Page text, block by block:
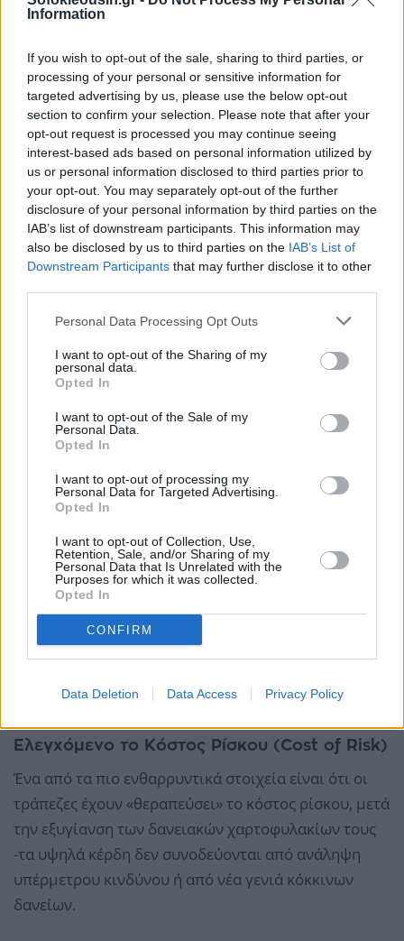
Information
If you wish to opt-out of the sale, sharing to third parties, or
processing of your personal or sensitive information for
targeted advertising by us, please use the below opt-out
section to confirm your selection. Please note that after your
opt-out request is processed you may continue seeing
interest-based ads based on personal information utilized by
us or personal information disclosed to third parties prior to
your opt-out. You may separately opt-out of the further
disclosure of your personal information by third parties on the
IAB’s list of downstream participants. This information may
also be disclosed by us to third parties on the IAB’s List of
Downstream Participants that may further disclose it to other
Personal Data Processing Opt Outs
I want to opt-out of the Sharing of my
personal data.
Opted In
I want to opt-out of the Sale of my
Personal Data.
Opted In
I want to opt-out of processing my
Personal Data for Targeted Advertising.
Opted In
I want to opt-out of Collection, Use,
Retention, Sale, and/or Sharing of my
Personal Data that Is Unrelated with the
Purposes for which it was collected.
Opted In
CONFIRM
Data Deletion Data Access Privacy Policy
(6,27%).
Αντίστοιχα, η Απόδοση Ενεργητικού (Return on
Assets - RoA) ανήλθε στο 1,21%, μια επίδοση πολύ
Ολλανδία 0,57%, Γερμανία 0,47%, Γαλλία 0,40%).
Ελεγχόμενο το Κόστος Ρίσκου (Cost of Risk)
Ένα από τα πιο ενθαρρυντικά στοιχεία είναι ότι οι
τράπεζες έχουν «θεραπεύσει» το κόστος ρίσκου, μετά
την εξυγίανση των δανειακών χαρτοφυλακίων τους
-τα υψηλά κέρδη δεν συνοδεύονται από ανάληψη
υπέρμετρου κινδύνου ή από νέα γενιά κόκκινων
δανείων.